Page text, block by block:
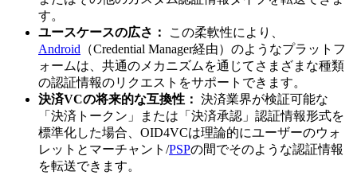
す。
ユースケースの広さ：
この柔軟性により、
Android （Credential Manager経由）のようなプラットフ
ォームは、共通のメカニズムを通じてさまざまな種類
の認証情報のリクエストをサポートできます。
決済VCの将来的な互換性： 決済業界が検証可能な
「決済トークン」または「決済承認」認証情報形式を
標準化した場合、OID4VCは理論的にユーザーのウォ
レットとマーチャント/PSPの間でそのような認証情報
を転送できます。